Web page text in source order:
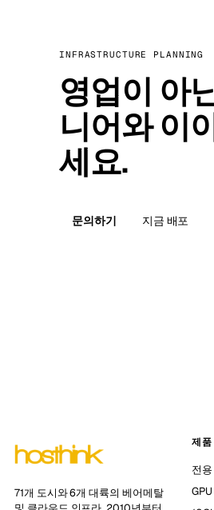
INFRASTRUCTURE PLANNING
영업이 아
니어와 이
세요.
문의하기 지금 배포
71개 도시와 6개 대륙의 베어메탈
제품
전